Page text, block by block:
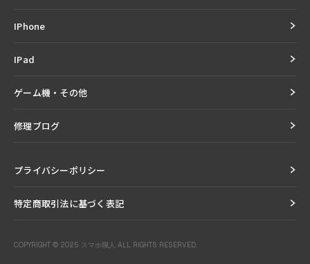
IPhone
IPad
ゲーム機・その他
修理ブログ
プライバシーポリシー
特定商取引法に基づく表記
COPYRIGHT © 2025 スマホ職人 ALL RIGHTS RESERVED.